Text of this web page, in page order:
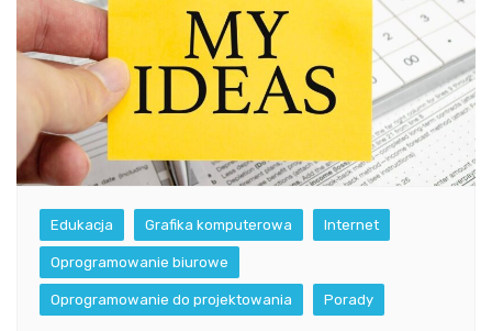
Edukacja Grafika komputerowa Internet
Oprogramowanie biurowe
Oprogramowanie do projektowania Porady